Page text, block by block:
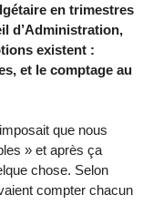
en trimestres
d’Administration,
existent :
et le comptage au
que nous
» et après ça
chose. Selon
compter chacun